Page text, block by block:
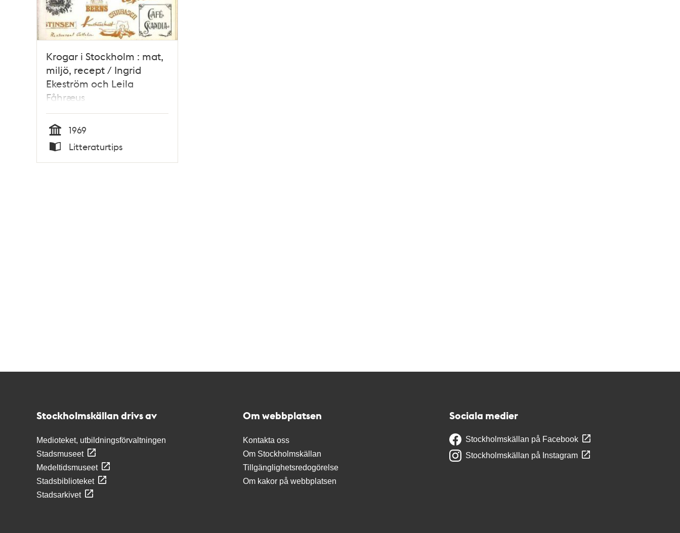
Krogar i Stockholm : mat,
miljö, recept / Ingrid
Ekeström och Leila
Fåhræus
Tid
1969
Typ
Litteraturtips
Stockholmskällan drivs av
Medioteket, utbildningsförvaltningen
Stadsmuseet
Medeltidsmuseet
Stadsbiblioteket
Stadsarkivet
Om webbplatsen
Kontakta oss
Om Stockholmskällan
Tillgänglighetsredogörelse
Om kakor på webbplatsen
Sociala medier
Stockholmskällan på Facebook
Stockholmskällan på Instagram